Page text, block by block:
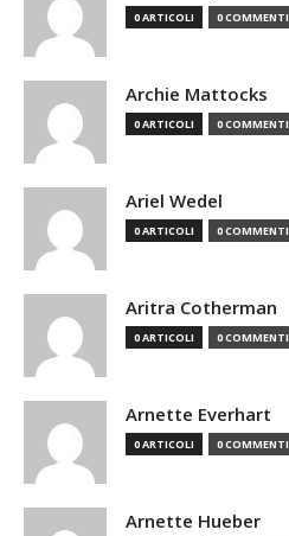
0 ARTICOLI 0 COMMENTI
Archie Mattocks
0 ARTICOLI 0 COMMENTI
Ariel Wedel
0 ARTICOLI 0 COMMENTI
Aritra Cotherman
0 ARTICOLI 0 COMMENTI
Arnette Everhart
0 ARTICOLI 0 COMMENTI
Arnette Hueber